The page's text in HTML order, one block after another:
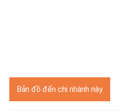
Bản đồ đến chi nhánh này